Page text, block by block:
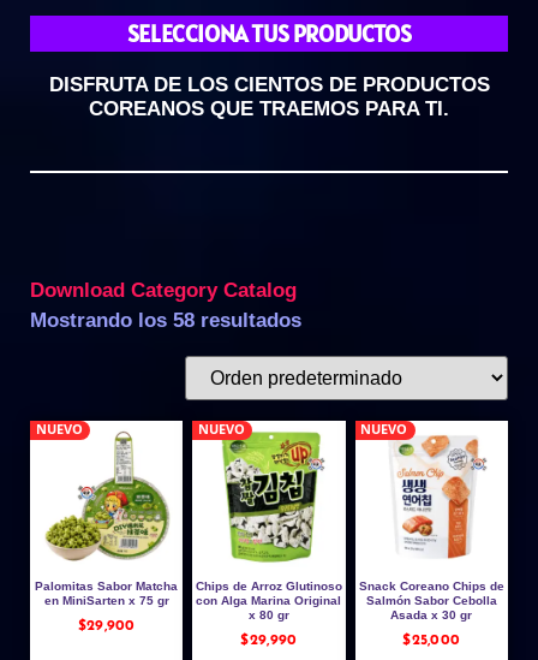
SELECCIONA TUS PRODUCTOS
DISFRUTA DE LOS CIENTOS DE PRODUCTOS
COREANOS QUE TRAEMOS PARA TI.
Download Category Catalog
Mostrando los 58 resultados
NUEVO
Palomitas Sabor Matcha
en MiniSarten x 75 gr
$29,900
NUEVO
Chips de Arroz Glutinoso
con Alga Marina Original
x 80 gr
$29,990
NUEVO
Snack Coreano Chips de
Salmón Sabor Cebolla
Asada x 30 gr
$25,000